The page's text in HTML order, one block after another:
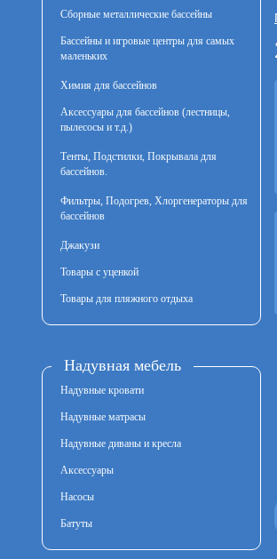
Сборные металлические бассейны
Бассейны и игровые центры для самых
маленьких
Химия для бассейнов
Аксессуары для бассейнов (лестницы,
пылесосы и т.д.)
Тенты, Подстилки, Покрывала для
бассейнов.
Фильтры, Подогрев, Хлоргенераторы для
бассейнов
Джакузи
Товары с уценкой
Товары для пляжного отдыха
Надувная мебель
Надувные кровати
Надувные матрасы
Надувные диваны и кресла
Аксессуары
Насосы
Батуты